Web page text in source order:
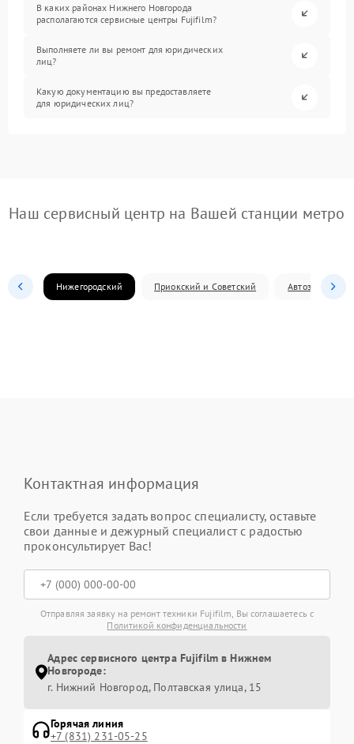
В каких районах Нижнего Новгорода
располагаются сервисные центры Fujifilm?
Выполняете ли вы ремонт для юридических
лиц?
Какую документацию вы предоставляете
для юридических лиц?
Наш сервисный центр на Вашей станции метро
Нижегородский Приокский и Советский Автозаводский
Контактная информация
Если требуется задать вопрос специалисту, оставьте
свои данные и дежурный специалист с радостью
проконсультирует Вас!
Отправляя заявку на ремонт техники Fujifilm, Вы соглашаетесь с
Политикой конфиденциальности
Адрес сервисного центра Fujifilm в Нижнем
Новгороде:
г. Нижний Новгород, Полтавская улица, 15
Горячая линия
+7 (831) 231-05-25